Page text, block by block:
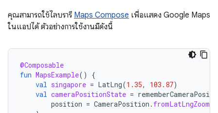
คุณสามารถใช้ไลบรารี Maps Compose เพื่อแสดง Google Maps
ในแอปได้ ตัวอย่างการใช้งานมีดังนี้
@Composable
fun MapsExample()
{
val singapore = LatLng(1.35, 103.87)
val cameraPositionState =
position = CameraPosition . fromLatLngZoom